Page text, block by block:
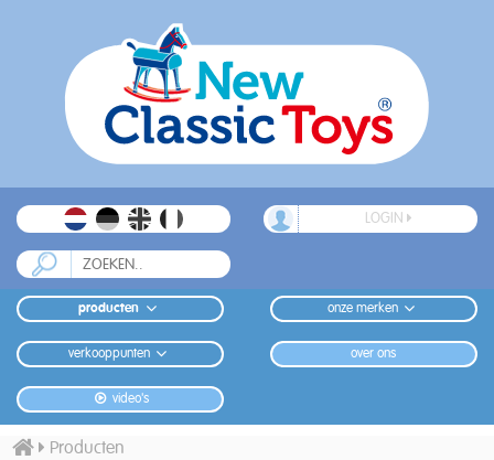
LOGIN
producten onze merken
verkooppunten over ons
video's
Producten